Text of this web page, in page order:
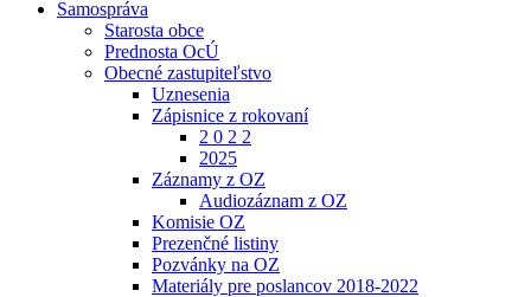
Samospráva
Starosta obce
Prednosta OcÚ
Obecné zastupiteľstvo
Uznesenia
Zápisnice z rokovaní
2 0 2 2
2025
Záznamy z OZ
Audiozáznam z OZ
Komisie OZ
Prezenčné listiny
Pozvánky na OZ
Materiály pre poslancov 2018-2022